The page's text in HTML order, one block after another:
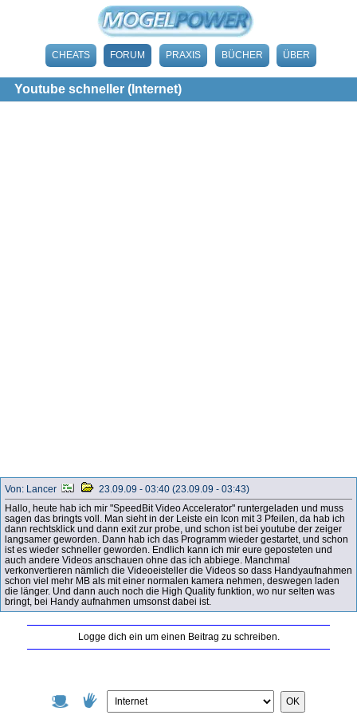
CHEATS FORUM PRAXIS BÜCHER ÜBER
Youtube schneller (Internet)
OK
Von: Lancer
23.09.09 - 03:40 (23.09.09 - 03:43)
Hallo, heute hab ich mir "SpeedBit Video Accelerator" runtergeladen und muss
sagen das bringts voll. Man sieht in der Leiste ein Icon mit 3 Pfeilen, da hab ich
dann rechtsklick und dann exit zur probe, und schon ist bei youtube der zeiger
langsamer geworden. Dann hab ich das Programm wieder gestartet, und schon
ist es wieder schneller geworden. Endlich kann ich mir eure geposteten und
auch andere Videos anschauen ohne das ich abbiege. Manchmal
verkonvertieren nämlich die Videoeisteller die Videos so dass Handyaufnahmen
schon viel mehr MB als mit einer normalen kamera nehmen, deswegen laden
die länger. Und dann auch noch die High Quality funktion, wo nur selten was
bringt, bei Handy aufnahmen umsonst dabei ist.
Logge dich ein um einen Beitrag zu schreiben.